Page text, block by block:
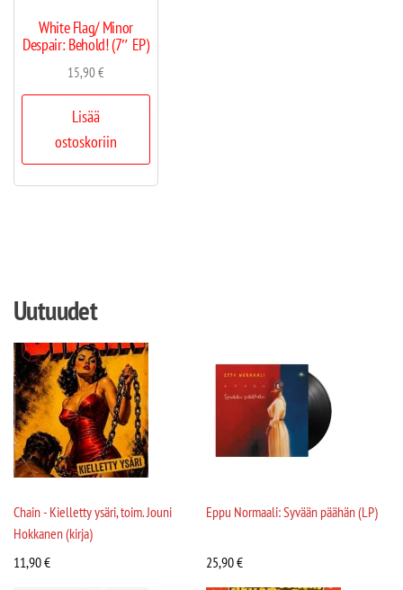
White Flag/ Minor
Despair: Behold! (7″ EP)
15,90€
Lisää
ostoskoriin
Uutuudet
Chain - Kielletty ysäri, toim. Jouni
Hokkanen (kirja)
11,90€
Eppu Normaali: Syvään päähän (LP)
25,90€